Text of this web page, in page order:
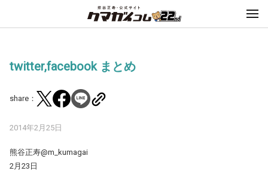
twitter,facebook まとめ
share：
2014年2月25日
熊谷正寿@m_kumagai
2月23日